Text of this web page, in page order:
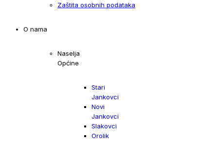
Zaštita osobnih podataka
O nama
Naselja
Općine
Stari
Jankovci
Novi
Jankovci
Slakovci
Orolik